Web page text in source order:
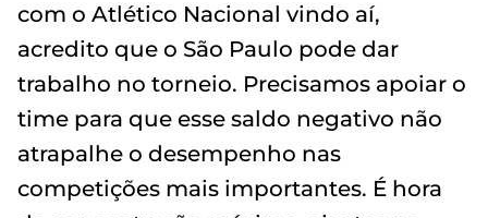
com o Atlético Nacional vindo aí,
acredito que o São Paulo pode dar
trabalho no torneio. Precisamos apoiar o
time para que esse saldo negativo não
atrapalhe o desempenho nas
competições mais importantes. É hora